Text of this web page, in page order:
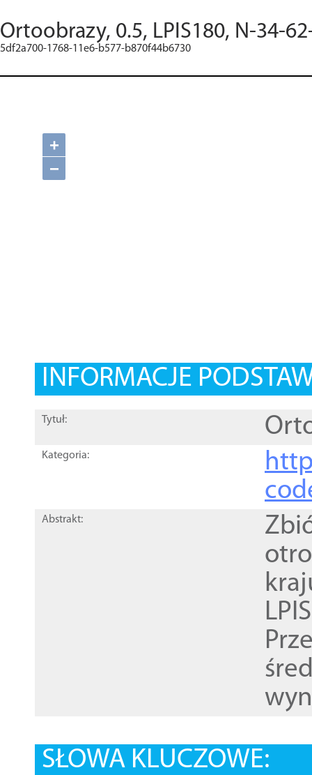
Ortoobrazy, 0.5, LPIS180, N-34-
5df2a700-1768-11e6-b577-b870f44b6730
+
−
INFORMACJE
Tytuł:
Kategoria:
Abstrakt:
SŁOWA KLUCZOWE: